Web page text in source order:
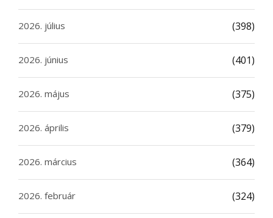
2026. július (398)
2026. június (401)
2026. május (375)
2026. április (379)
2026. március (364)
2026. február (324)